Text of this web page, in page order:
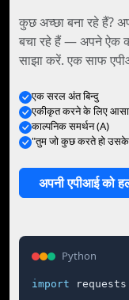
कुछ अच्छा बना रहे हैं?
बचा रहे हैं — अपने ऐक
साझा करें. एक साफ
एक सरल अंत बिन्दु
एकीकृत करने के लिए
काल्पनिक समर्थन (A)
"तुम जो कुछ करते हो
अपनी एपीआई को
Python
import requests